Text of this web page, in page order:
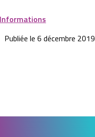
Informations
Publiée le 6 décembre 2019